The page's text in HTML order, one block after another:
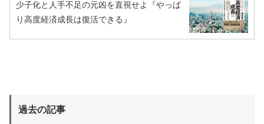
少子化と人手不足の元凶を直視せよ『やっぱ
り高度経済成長は復活できる』
過去の記事